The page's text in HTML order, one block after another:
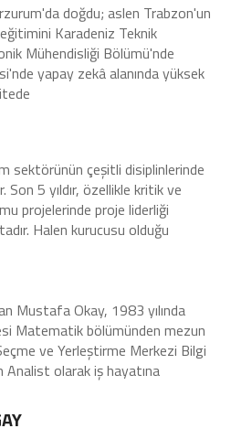
doğdu; aslen Trabzon'un
Karadeniz Teknik
Mühendisliği Bölümü'nde
yapay zekâ alanında yüksek
sektörünün çeşitli disiplinlerinde
Son 5 yıldır, özellikle kritik ve
projelerinde proje liderliği
Halen kurucusu olduğu
Mustafa Okay, 1983 yılında
Matematik bölümünden mezun
ve Yerleştirme Merkezi Bilgi
olarak iş hayatına